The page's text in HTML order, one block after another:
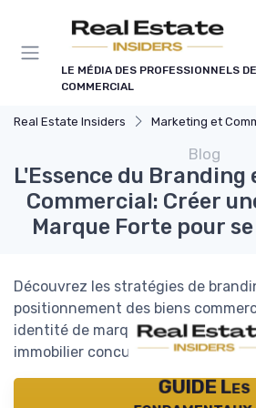
LE MÉDIA DES PROFESSIONNELS
COMMERCIAL
Real Estate Insiders Marketing et
Blog
L'Essence du
Commercial: Créer
Marque Forte pour
Découvrez les stratégies de
positionnement des biens
identité de marque forte et
immobilier concurrentiel.
GUIDE Les